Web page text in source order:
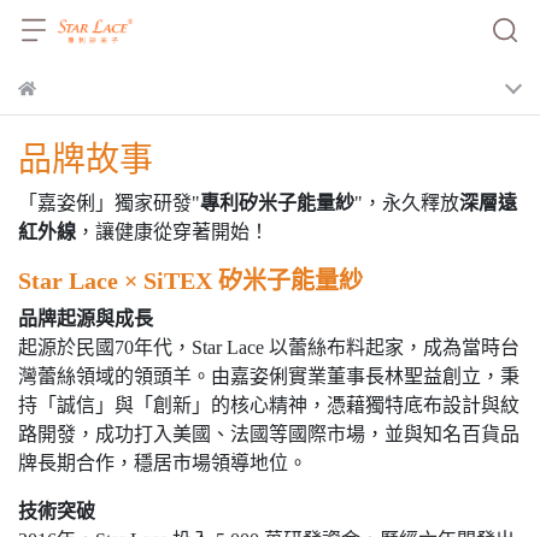
品牌故事
「嘉姿俐」獨家研發"專利矽米子能量紗"，永久釋放深層遠
紅外線 ，讓健康從穿著開始！
Star Lace × SiTEX 矽米子能量紗
品牌起源與成長
起源於民國70年代，Star Lace 以蕾絲布料起家，成為當時台
灣蕾絲領域的領頭羊。由嘉姿俐實業董事長林聖益創立，秉
持「誠信」與「創新」的核心精神，憑藉獨特底布設計與紋
路開發，成功打入美國、法國等國際市場，並與知名百貨品
牌長期合作，穩居市場領導地位。
技術突破